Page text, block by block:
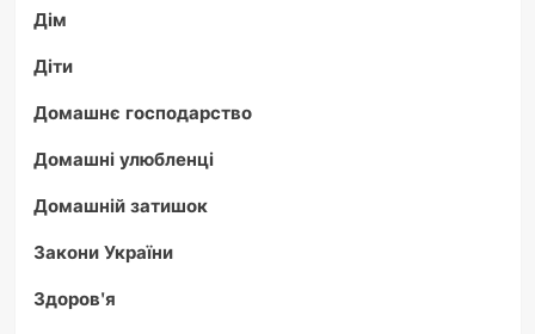
Дім
Діти
Домашнє господарство
Домашні улюбленці
Домашній затишок
Закони України
Здоров'я